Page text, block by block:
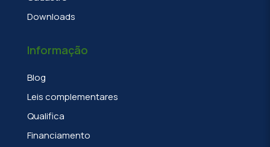
Downloads
Informação
Blog
Leis complementares
Qualifica
Financiamento